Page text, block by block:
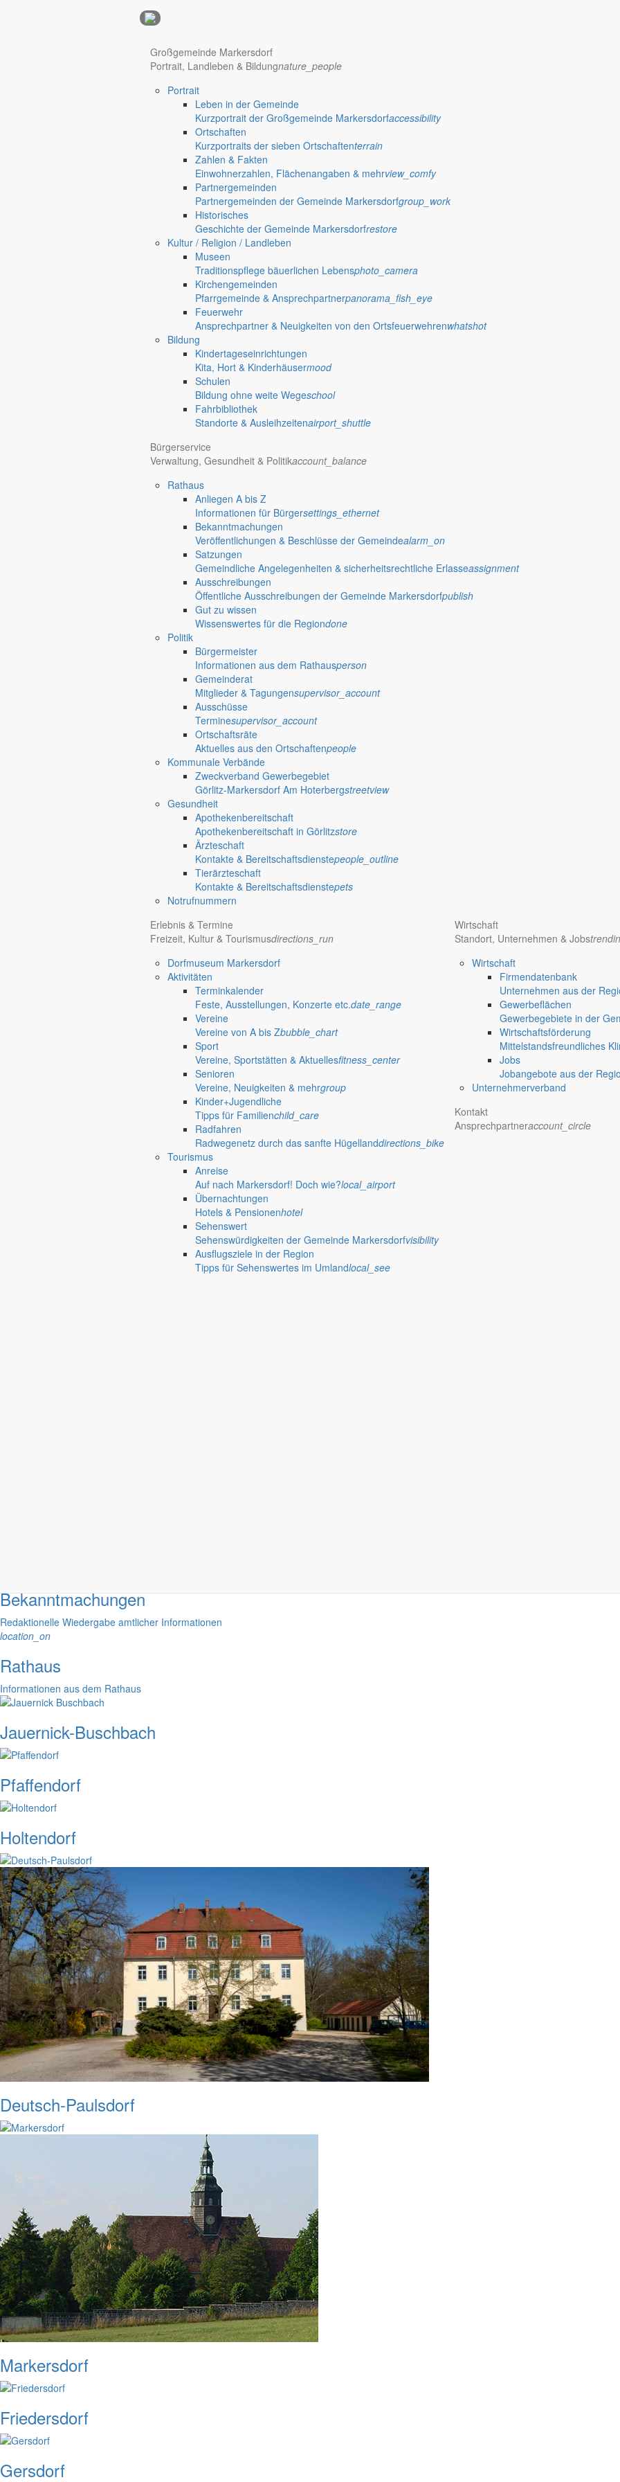
Hotel Nürnberg
anzeigen@gemeinde-markersdorf.de
Großgemeinde Markersdorf
Portrait, Landleben & Bildungnature_people
Portrait
Leben in der Gemeinde
Kurzportrait der Großgemeinde Markersdorfaccessibility
Ortschaften
Kurzportraits der sieben Ortschaftenterrain
Zahlen & Fakten
Einwohnerzahlen, Flächenangaben & mehrview_comfy
Partnergemeinden
Partnergemeinden der Gemeinde Markersdorfgroup_work
Historisches
Geschichte der Gemeinde Markersdorfrestore
Kultur / Religion / Landleben
Museen
Traditionspflege bäuerlichen Lebensphoto_camera
Kirchengemeinden
Pfarrgemeinde & Ansprechpartnerpanorama_fish_eye
Feuerwehr
Ansprechpartner & Neuigkeiten von den Ortsfeuerwehrenwhatshot
Bildung
Kindertageseinrichtungen
Kita, Hort & Kinderhäusermood
Schulen
Bildung ohne weite Wegeschool
Fahrbibliothek
Standorte & Ausleihzeitenairport_shuttle
Bürgerservice
Verwaltung, Gesundheit & Politikaccount_balance
Rathaus
Anliegen A bis Z
Informationen für Bürgersettings_ethernet
Bekanntmachungen
Veröffentlichungen & Beschlüsse der Gemeindealarm_on
Satzungen
Gemeindliche Angelegenheiten & sicherheitsrechtliche Erlasseassignment
Ausschreibungen
Öffentliche Ausschreibungen der Gemeinde Markersdorfpublish
Gut zu wissen
Wissenswertes für die Regiondone
Politik
Bürgermeister
Informationen aus dem Rathausperson
Gemeinderat
Mitglieder & Tagungensupervisor_account
Ausschüsse
Terminesupervisor_account
Ortschaftsräte
Aktuelles aus den Ortschaftenpeople
Kommunale Verbände
Zweckverband Gewerbegebiet
Görlitz-Markersdorf Am Hoterbergstreetview
Gesundheit
Apothekenbereitschaft
Apothekenbereitschaft in Görlitzstore
Ärzteschaft
Kontakte & Bereitschaftsdienstepeople_outline
Tierärzteschaft
Kontakte & Bereitschaftsdienstepets
Notrufnummern
Erlebnis & Termine
Freizeit, Kultur & Tourismusdirections_run
Dorfmuseum Markersdorf
Aktivitäten
Terminkalender
Feste, Ausstellungen, Konzerte etc.date_range
Vereine
Vereine von A bis Zbubble_chart
Sport
Vereine, Sportstätten & Aktuellesfitness_center
Senioren
Vereine, Neuigkeiten & mehrgroup
Kinder+Jugendliche
Tipps für Familienchild_care
Radfahren
Radwegenetz durch das sanfte Hügellanddirections_bike
Tourismus
Anreise
Auf nach Markersdorf! Doch wie?local_airport
Übernachtungen
Hotels & Pensionenhotel
Sehenswert
Sehenswürdigkeiten der Gemeinde Markersdorfvisibility
Ausflugsziele in der Region
Tipps für Sehenswertes im Umlandlocal_see
Wirtschaft
Standort, Unternehmen & Jobs
Wirtschaft
Firmendatenbank
Unternehmen aus der
Gewerbeflächen
Gewerbegebiete in der
Wirtschaftsförderung
Mittelstandsfreundliches
Jobs
Jobangebote aus der
Unternehmerverband
Kontakt
Ansprechpartneraccount_circle
Deutsch-Paulsdorf
Haushaltssatzung der Gemeinde Markersdorf für das
Aufgrund von § 74 der Gemeindeordnung für den Freistaat Sachsen (SächsGemO) in der jeweiligen Fassung hat der Gemeinderat der
Haushaltssatzung der Gemeinde Markersdorf für
Bekanntmachungen
Redaktionelle Wiedergabe amtlicher Informationen
location_on
Rathaus
Informationen aus dem Rathaus
Jauernick-Buschbach
Pfaffendorf
Holtendorf
Deutsch-Paulsdorf
Markersdorf
Friedersdorf
Gersdorf